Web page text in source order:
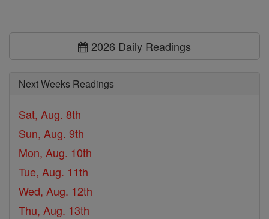
2026 Daily Readings
Next Weeks Readings
Sat, Aug. 8th
Sun, Aug. 9th
Mon, Aug. 10th
Tue, Aug. 11th
Wed, Aug. 12th
Thu, Aug. 13th